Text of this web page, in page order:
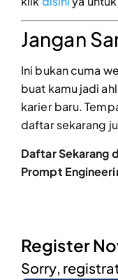
Jangan
Ini bukan cuma
buat kamu jadi
karier baru.
daftar sekarang
Daftar Sekarang
Prompt
Register
Sorry,